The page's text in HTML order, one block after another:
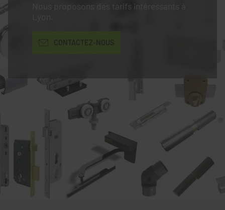
Nous proposons des tarifs intéressants à
CONTACTEZ-NOUS